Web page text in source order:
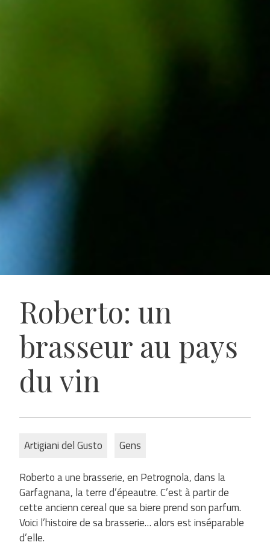
Roberto: un
brasseur au pays
du vin
Artigiani del Gusto Gens
Roberto a une brasserie, en Petrognola, dans la
Garfagnana, la terre d’épeautre. C’est à partir de
cette ancienn cereal que sa biere prend son parfum.
Voici l’histoire de sa brasserie… alors est inséparable
d’elle.